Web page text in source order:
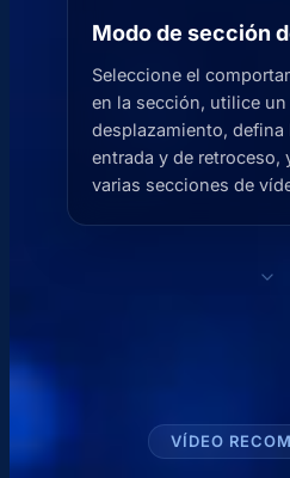
Modo de sección
Seleccione el
en la sección, utilice un
desplazamiento, defina
entrada y de retroceso,
varias secciones de
VÍDEO